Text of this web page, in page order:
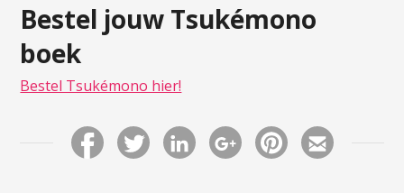
Bestel jouw Tsukémono
boek
Bestel Tsukémono hier!